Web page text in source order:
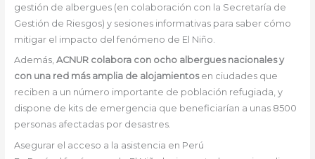
gestión de albergues (en colaboración con la Secretaría de
Gestión de Riesgos) y sesiones informativas para saber cómo
mitigar el impacto del fenómeno de El Niño.
Además, ACNUR colabora con ocho albergues nacionales y
con una red más amplia de alojamientosen ciudades que
reciben a un número importante de población refugiada, y
dispone de kits de emergencia que beneficiarían a unas 8500
personas afectadas por desastres.
Asegurar el acceso a la asistencia en Perú